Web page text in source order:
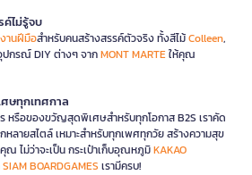
ไม่รู้จบ
านฝีมือสำหรับคนสร้างสรรค์ตัวจริง ทั้งสีไม้Colleen,
ปกรณ์ DIY ต่างๆ จากMONT MARTEให้คุณ
ษทุกเทศกาล
หรือของขวัญสุดพิเศษสำหรับทุกโอกาส B2S เราคัด
หลายสไตล์ เหมาะสำหรับทุกเพศทุกวัย สร้างความสุข
ไม่ว่าจะเป็น กระเป๋าเก็บอุณหภูมิKAKAO
SIAM BOARDGAMES เรามีครบ!